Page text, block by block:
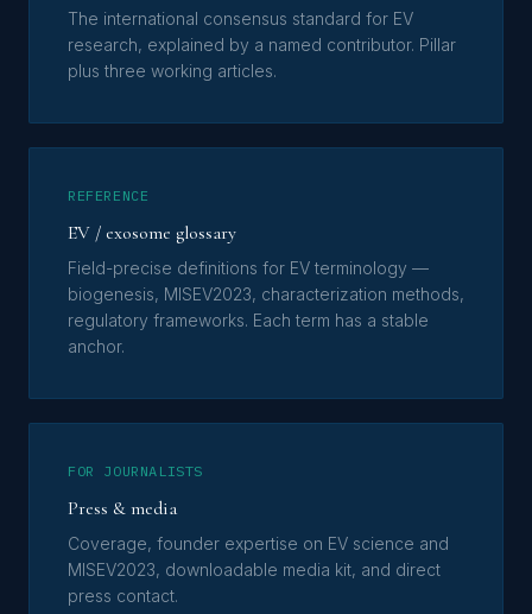
The international consensus standard for EV
research, explained by a named contributor. Pillar
plus three working articles.
REFERENCE
EV / exosome glossary
Field-precise definitions for EV terminology —
biogenesis, MISEV2023, characterization methods,
regulatory frameworks. Each term has a stable
anchor.
FOR JOURNALISTS
Press & media
Coverage, founder expertise on EV science and
MISEV2023, downloadable media kit, and direct
press contact.